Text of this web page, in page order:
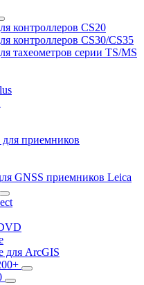
контроллеров CS20
контроллеров CS30/CS35
тахеометров серии TS/MS
приемников
GNSS приемников Leica
для ArcGIS